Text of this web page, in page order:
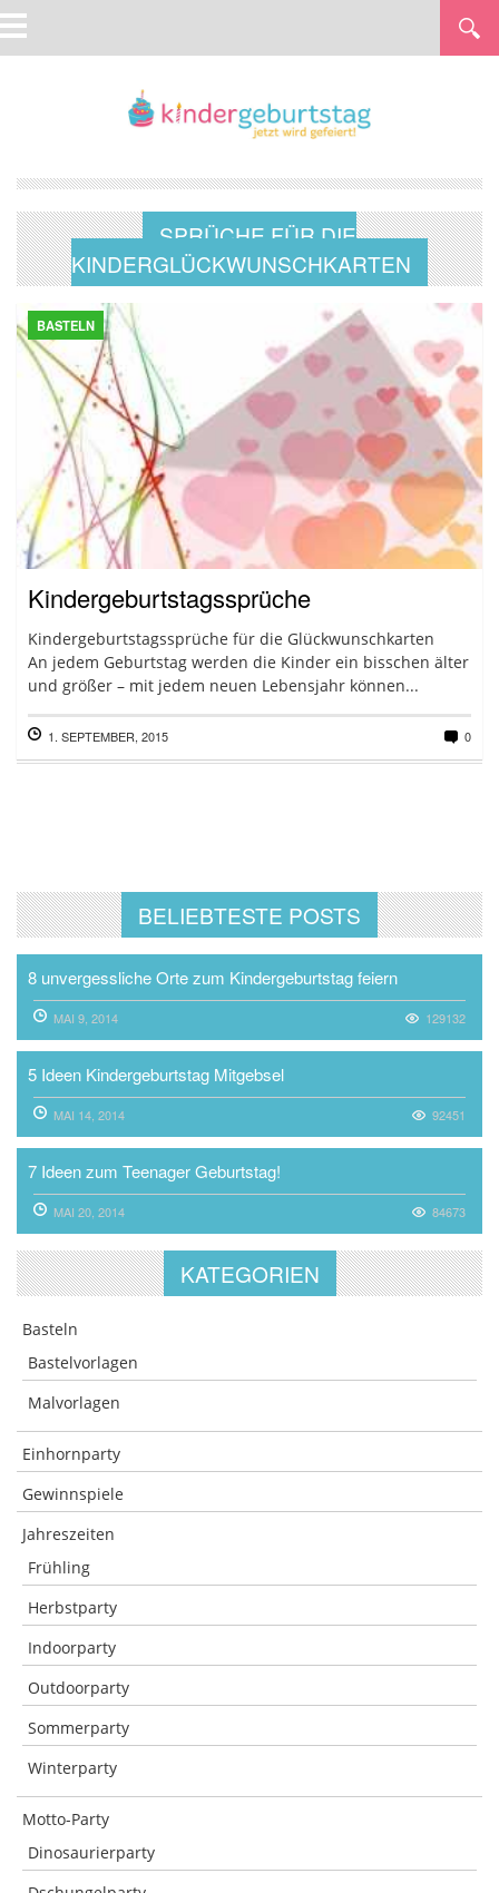
SPRÜCHE FÜR DIE
KINDERGLÜCKWUNSCHKARTEN
BASTELN
Kindergeburtstagssprüche
Kindergeburtstagssprüche für die Glückwunschkarten
An jedem Geburtstag werden die Kinder ein bisschen älter
und größer – mit jedem neuen Lebensjahr können...
1. SEPTEMBER, 2015 0
BELIEBTESTE POSTS
8 unvergessliche Orte zum Kindergeburtstag feiern
MAI 9, 2014 129132
5 Ideen Kindergeburtstag Mitgebsel
MAI 14, 2014 92451
7 Ideen zum Teenager Geburtstag!
MAI 20, 2014 84673
KATEGORIEN
Basteln
Bastelvorlagen
Malvorlagen
Einhornparty
Gewinnspiele
Jahreszeiten
Frühling
Herbstparty
Indoorparty
Outdoorparty
Sommerparty
Winterparty
Motto-Party
Dinosaurierparty